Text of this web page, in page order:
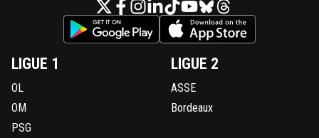
LIGUE 1
OL
OM
PSG
LIGUE 2
ASSE
Bordeaux